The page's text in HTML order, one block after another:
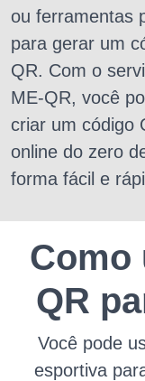
ou ferramentas
para gerar um
QR. Com o
ME-QR, você
criar um código
online do zero
forma fácil e
Como
QR
Você pode
esportiva